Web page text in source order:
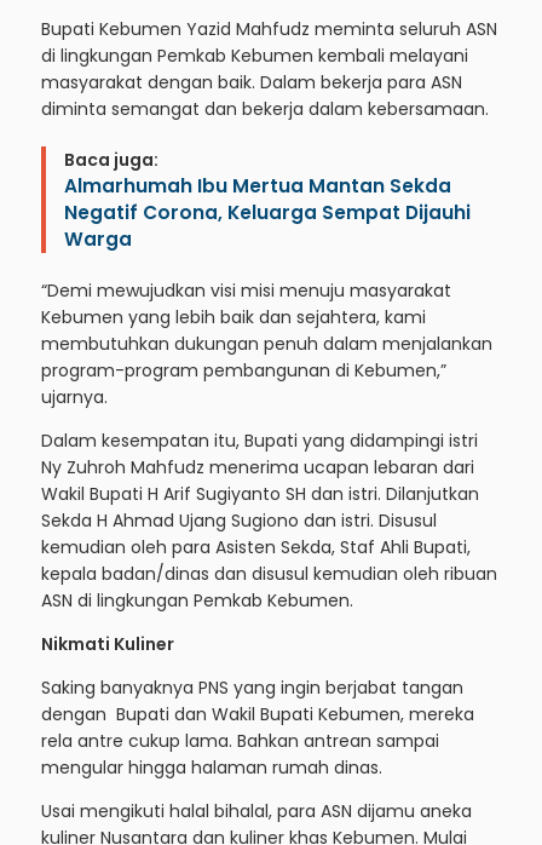
Bupati Kebumen Yazid Mahfudz meminta seluruh ASN
di lingkungan Pemkab Kebumen kembali melayani
masyarakat dengan baik. Dalam bekerja para ASN
diminta semangat dan bekerja dalam kebersamaan.
Baca juga:
Almarhumah Ibu Mertua Mantan Sekda
Negatif Corona, Keluarga Sempat Dijauhi
Warga
“Demi mewujudkan visi misi menuju masyarakat
Kebumen yang lebih baik dan sejahtera, kami
membutuhkan dukungan penuh dalam menjalankan
program-program pembangunan di Kebumen,”
ujarnya.
Dalam kesempatan itu, Bupati yang didampingi istri
Ny Zuhroh Mahfudz menerima ucapan lebaran dari
Wakil Bupati H Arif Sugiyanto SH dan istri. Dilanjutkan
Sekda H Ahmad Ujang Sugiono dan istri. Disusul
kemudian oleh para Asisten Sekda, Staf Ahli Bupati,
kepala badan/dinas dan disusul kemudian oleh ribuan
ASN di lingkungan Pemkab Kebumen.
Nikmati Kuliner
Saking banyaknya PNS yang ingin berjabat tangan
dengan Bupati dan Wakil Bupati Kebumen, mereka
rela antre cukup lama. Bahkan antrean sampai
mengular hingga halaman rumah dinas.
Usai mengikuti halal bihalal, para ASN dijamu aneka
kuliner Nusantara dan kuliner khas Kebumen. Mulai